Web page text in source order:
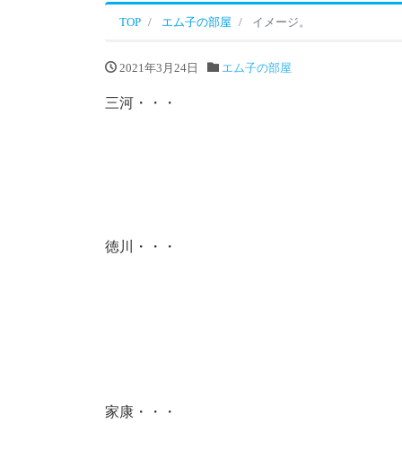
TOP エム子の部屋 イメージ。
2021年3月24日 エム子の部屋
三河・・・
徳川・・・
家康・・・